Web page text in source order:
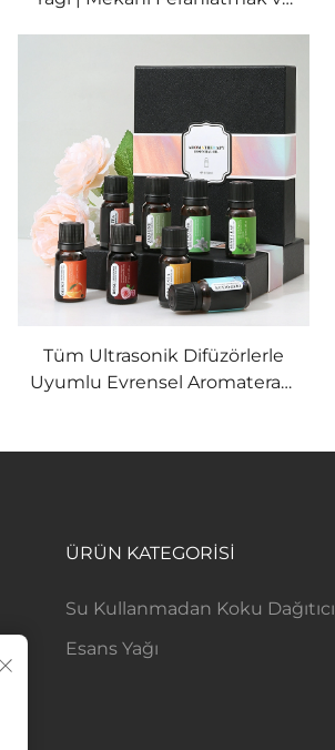
Tüm Ultrasonik Difüzörlerle
Uyumlu Evrensel Aromaterapi
ÜRÜN KATEGORİSİ
Su Kullanmadan Koku Dağıtıcı
Esans Yağı